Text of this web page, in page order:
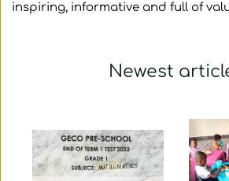
inspiring, informative and full of
Newest